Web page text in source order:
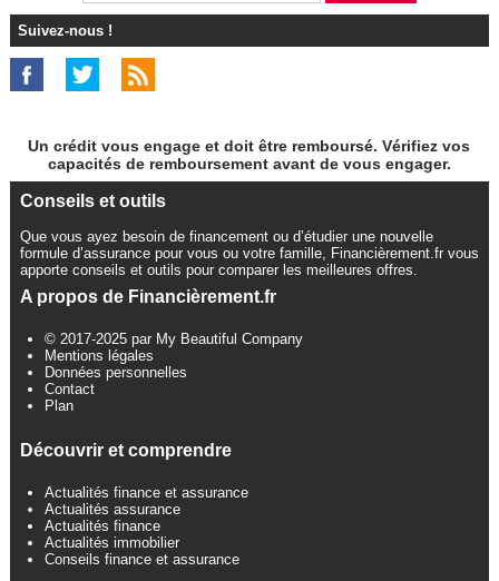
Suivez-nous !
Un crédit vous engage et doit être remboursé. Vérifiez vos
capacités de remboursement avant de vous engager.
Conseils et outils
Que vous ayez besoin de financement ou d’étudier une nouvelle
formule d’assurance pour vous ou votre famille, Financièrement.fr vous
apporte conseils et outils pour comparer les meilleures offres.
A propos de Financièrement.fr
© 2017-2025 par My Beautiful Company
Mentions légales
Données personnelles
Contact
Plan
Découvrir et comprendre
Actualités finance et assurance
Actualités assurance
Actualités finance
Actualités immobilier
Conseils finance et assurance